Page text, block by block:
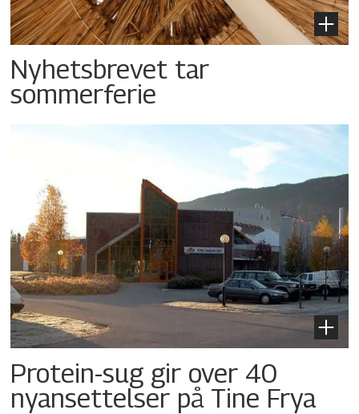
Nyhetsbrevet tar
sommerferie
Protein-sug gir over 40
nyansettelser på Tine Frya